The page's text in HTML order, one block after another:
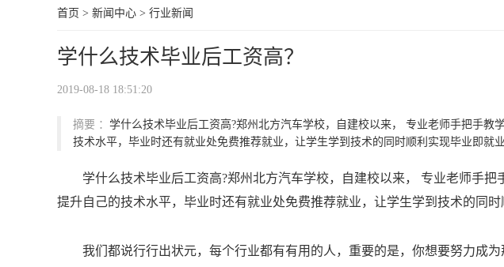
首页 > 新闻中心 > 行业新闻
学什么技术毕业后工资高？
2019-08-18 18:51:20
摘要 ： 学什么技术毕业后工资高?郑州北方汽车学校，自建校以来， 专业老师手把手教
技术水平，毕业时还有就业处免费推荐就业，让学生学到技术的同时顺利实现毕业即就
学什么技术毕业后工资高?郑州北方汽车学校，自建校以来， 专业老师手
提升自己的技术水平，毕业时还有就业处免费推荐就业，让学生学到技术的同时
我们都说行行出状元，每个行业都有有用的人，重要的是，你想要努力成